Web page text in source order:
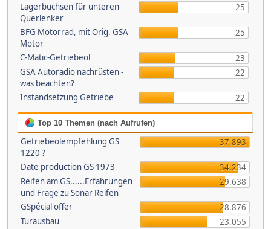
Lagerbuchsen für unteren
Querlenker
25
BFG Motorrad, mit Orig. GSA
Motor
25
C-Matic-Getriebeöl
23
GSA Autoradio nachrüsten -
was beachten?
22
Instandsetzung Getriebe 22
Top 10 Themen (nach Aufrufen)
Getriebeölempfehlung GS
1220 ?
37.893
Date production GS 1973
34.234
Reifen am GS......Erfahrungen
und Frage zu Sonar Reifen
29.638
GSpécial offer
28.876
Türausbau
23.055